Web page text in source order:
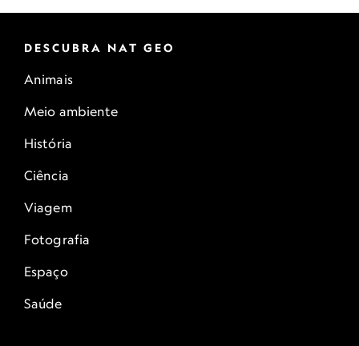
DESCUBRA NAT GEO
Animais
Meio ambiente
História
Ciência
Viagem
Fotografia
Espaço
Saúde